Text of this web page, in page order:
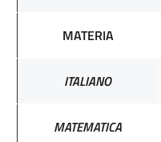
MATERIA
ITALIANO
MATEMATICA